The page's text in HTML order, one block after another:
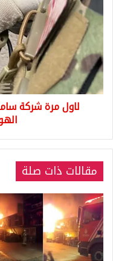
شركة
سامسنغ
تكشف
عن
جيل
جديد
من
الهواتفلاول مرة شركة
مقالات ذات صلة